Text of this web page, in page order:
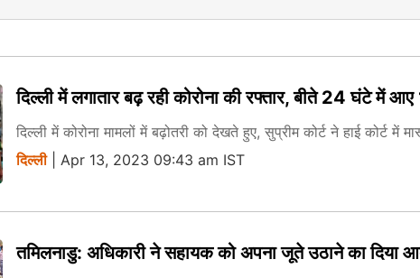
दिल्ली में लगातार बढ़ रही कोरोना की रफ्तार, बीते 24 घंटे में
दिल्ली में कोरोना मामलों में बढ़ोतरी को देखते हुए, सुप्रीम कोर्ट ने हाई
दिल्ली| Apr 13, 2023 09:43 am IST
तमिलनाडु: अधिकारी ने सहायक को अपना जूते उठाने का दिया